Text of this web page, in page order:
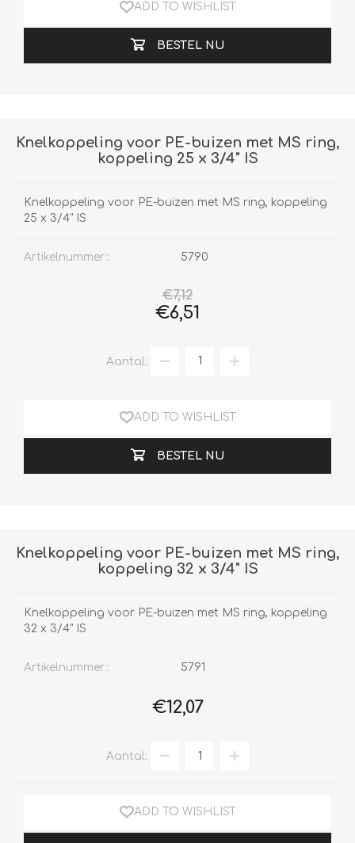
ADD TO WISHLIST
BESTEL NU
Knelkoppeling voor PE-buizen met MS ring,
koppeling 25 x 3/4" IS
Knelkoppeling voor PE-buizen met MS ring, koppeling
25 x 3/4" IS
Artikelnummer:: 5790
€7,12
€6,51
Aantal:
ADD TO WISHLIST
BESTEL NU
Knelkoppeling voor PE-buizen met MS ring,
koppeling 32 x 3/4" IS
Knelkoppeling voor PE-buizen met MS ring, koppeling
32 x 3/4" IS
Artikelnummer:: 5791
€12,07
Aantal:
ADD TO WISHLIST